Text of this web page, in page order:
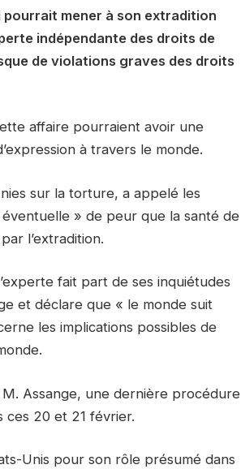
pourrait mener à son extradition
indépendante des droits de
de violations graves des droits
affaire pourraient avoir une
à travers le monde.
sur la torture, a appelé les
» de peur que la santé de
l’extradition.
fait part de ses inquiétudes
et déclare que « le monde suit
les implications possibles de
Assange, une dernière procédure
ces 20 et 21 février.
Unis pour son rôle présumé dans